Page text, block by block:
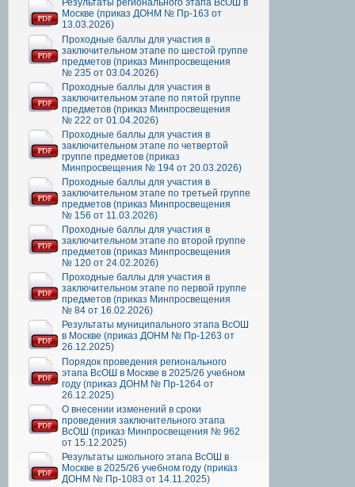
Результаты регионального этапа ВсОШ в
Москве (приказ ДОНМ № Пр-163 от
13.03.2026)
Проходные баллы для участия в
заключительном этапе по шестой группе
предметов (приказ Минпросвещения
№ 235 от 03.04.2026)
Проходные баллы для участия в
заключительном этапе по пятой группе
предметов (приказ Минпросвещения
№ 222 от 01.04.2026)
Проходные баллы для участия в
заключительном этапе по четвертой
группе предметов (приказ
Минпросвещения № 194 от 20.03.2026)
Проходные баллы для участия в
заключительном этапе по третьей группе
предметов (приказ Минпросвещения
№ 156 от 11.03.2026)
Проходные баллы для участия в
заключительном этапе по второй группе
предметов (приказ Минпросвещения
№ 120 от 24.02.2026)
Проходные баллы для участия в
заключительном этапе по первой группе
предметов (приказ Минпросвещения
№ 84 от 16.02.2026)
Результаты муниципального этапа ВсОШ
в Москве (приказ ДОНМ № Пр-1263 от
26.12.2025)
Порядок проведения регионального
этапа ВсОШ в Москве в 2025/26 учебном
году (приказ ДОНМ № Пр-1264 от
26.12.2025)
О внесении изменений в сроки
проведения заключительного этапа
ВсОШ (приказ Минпросвещения № 962
от 15.12.2025)
Результаты школьного этапа ВсОШ в
Москве в 2025/26 учебном году (приказ
ДОНМ № Пр-1083 от 14.11.2025)